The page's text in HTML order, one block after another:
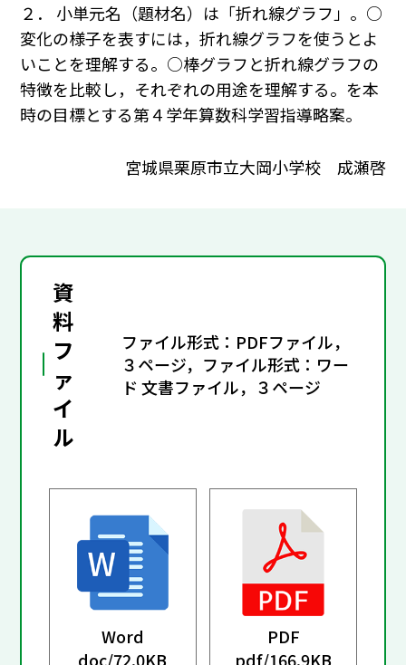
２． 小単元名（題材名）は「折れ線グラフ」。○
変化の様子を表すには，折れ線グラフを使うとよ
いことを理解する。○棒グラフと折れ線グラフの
特徴を比較し，それぞれの用途を理解する。を本
時の目標とする第４学年算数科学習指導略案。
宮城県栗原市立大岡小学校 成瀬啓
資
料
フ
ァ
イ
ル
ファイル形式：PDFファイル，
３ページ，ファイル形式：ワー
ド 文書ファイル，３ページ
Word
doc/72.0KB
PDF
pdf/166.9KB